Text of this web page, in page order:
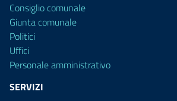
Consiglio comunale
Giunta comunale
Politici
Uffici
Personale amministrativo
SERVIZI